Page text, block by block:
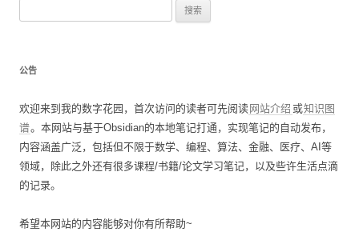
公告
欢迎来到我的数字花园，首次访问的读者可先阅读 网站介绍 或知识图
谱。本网站与基于Obsidian的本地笔记打通，实现笔记的自动发布，
内容涵盖广泛，包括但不限于数学、编程、算法、金融、医疗、AI等
领域，除此之外还有很多课程/书籍/论文学习笔记，以及些许生活点滴
的记录。
希望本网站的内容能够对你有所帮助~